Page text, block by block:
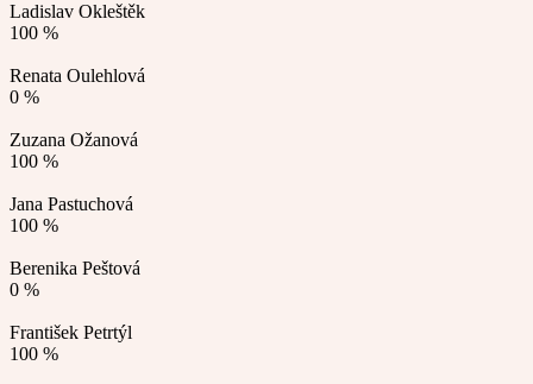
Ladislav Okleštěk
100 %
Renata Oulehlová
0 %
Zuzana Ožanová
100 %
Jana Pastuchová
100 %
Berenika Peštová
0 %
František Petrtýl
100 %